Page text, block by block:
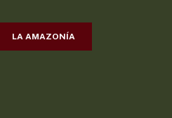
LA AMAZONÍA